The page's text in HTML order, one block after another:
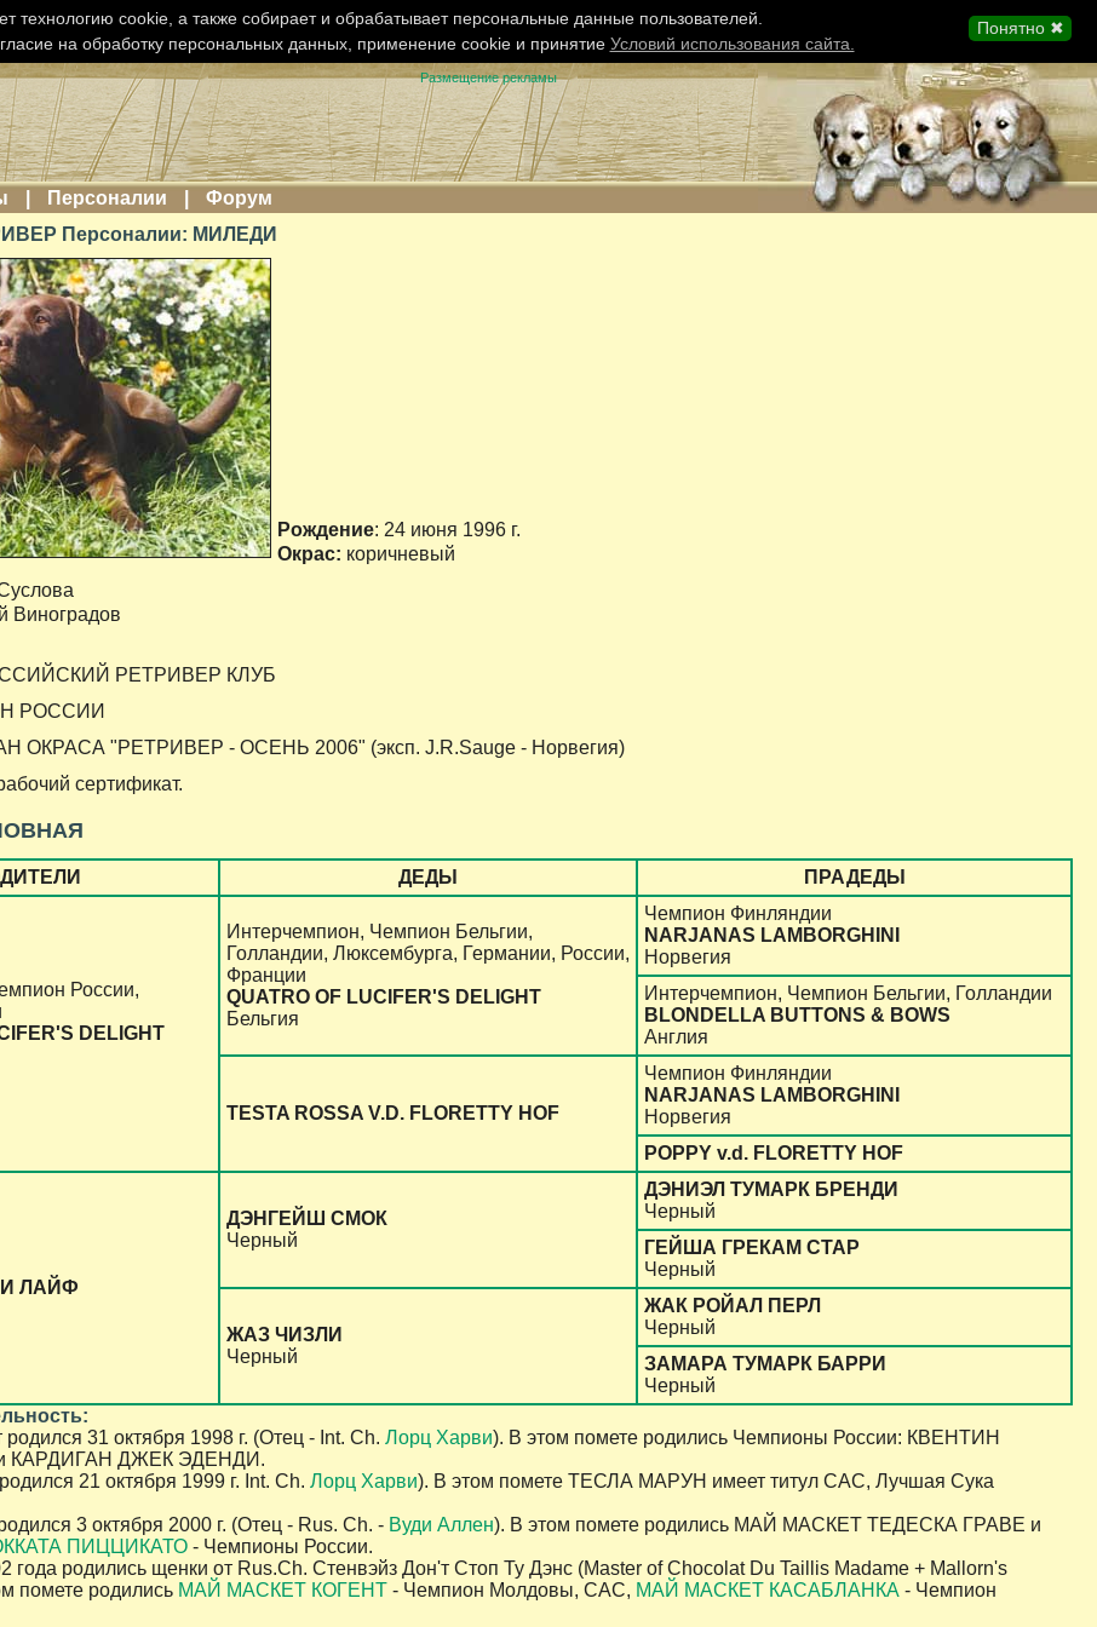
Размещение рекламы
Персоналии
Форум
Персоналии: МИЛЕДИ
Рождение: 24 июня 1996 г.
Окрас: коричневый
Виноградов
РЕТРИВЕР КЛУБ
РОССИИ
"РЕТРИВЕР - ОСЕНЬ 2006" (эксп. J.R.Sauge - Норвегия)
сертификат.
ДЕДЫ ПРАДЕДЫ
России,
DELIGHT
Интерчемпион, Чемпион Бельгии,
Голландии, Люксембурга, Германии, России,
Франции
QUATRO OF LUCIFER'S DELIGHT
Бельгия
Чемпион Финляндии
NARJANAS LAMBORGHINI
Норвегия
Интерчемпион, Чемпион Бельгии, Голландии
BLONDELLA BUTTONS & BOWS
Англия
TESTA ROSSA V.D. FLORETTY HOF
Чемпион Финляндии
NARJANAS LAMBORGHINI
Норвегия
POPPY v.d. FLORETTY HOF
ЛАЙФ
ДЭНГЕЙШ СМОК
Черный
ДЭНИЭЛ ТУМАРК БРЕНДИ
Черный
ГЕЙША ГРЕКАМ СТАР
Черный
ЖАЗ ЧИЗЛИ
Черный
ЖАК РОЙАЛ ПЕРЛ
Черный
ЗАМАРА ТУМАРК БАРРИ
Черный
31 октября 1998 г. (Отец - Int. Ch. Лорц Харви). В этом помете родились Чемпионы России: КВЕНТИН
КАРДИГАН ДЖЕК ЭДЕНДИ.
21 октября 1999 г. Int. Ch. Лорц Харви). В этом помете ТЕСЛА МАРУН имеет титул САС, Лучшая Сука
3 октября 2000 г. (Отец - Rus. Ch. - Вуди Аллен). В этом помете родились МАЙ МАСКЕТ ТЕДЕСКА ГРАВЕ и
ПИЦЦИКАТО - Чемпионы России.
года родились щенки от Rus.Ch. Стенвэйз Дон'т Стоп Ту Дэнс (Master of Chocolat Du Taillis Madame + Mallorn's
помете родились МАЙ МАСКЕТ КОГЕНТ - Чемпион Молдовы, CAC, МАЙ МАСКЕТ КАСАБЛАНКА - Чемпион
Понятно ✖
технологию cookie, а также собирает и обрабатывает персональные данные пользователей.
на обработку персональных данных, применение cookie и принятие Условий использования сайта.